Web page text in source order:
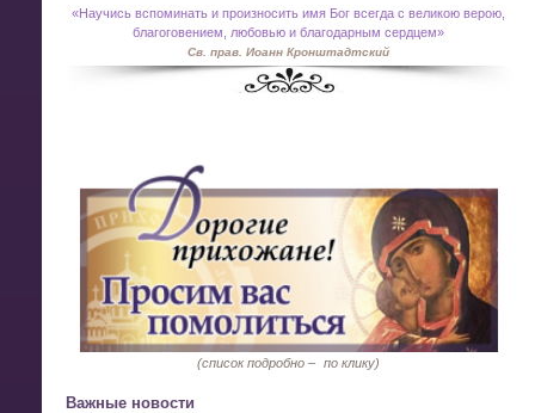
«Научись вспоминать и произносить имя Бог всегда с великою верою,
благоговением, любовью и благодарным сердцем»
Св. прав. Иоанн Кронштадтский
(список подробно – по клику)
Важные новости